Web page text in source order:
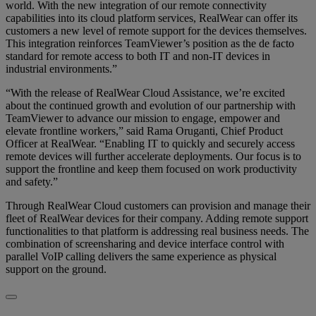
world. With the new integration of our remote connectivity
capabilities into its cloud platform services, RealWear can offer its
customers a new level of remote support for the devices themselves.
This integration reinforces TeamViewer’s position as the de facto
standard for remote access to both IT and non-IT devices in
industrial environments.”
“With the release of RealWear Cloud Assistance, we’re excited
about the continued growth and evolution of our partnership with
TeamViewer to advance our mission to engage, empower and
elevate frontline workers,” said Rama Oruganti, Chief Product
Officer at RealWear. “Enabling IT to quickly and securely access
remote devices will further accelerate deployments. Our focus is to
support the frontline and keep them focused on work productivity
and safety.”
Through RealWear Cloud customers can provision and manage their
fleet of RealWear devices for their company. Adding remote support
functionalities to that platform is addressing real business needs. The
combination of screensharing and device interface control with
parallel VoIP calling delivers the same experience as physical
support on the ground.